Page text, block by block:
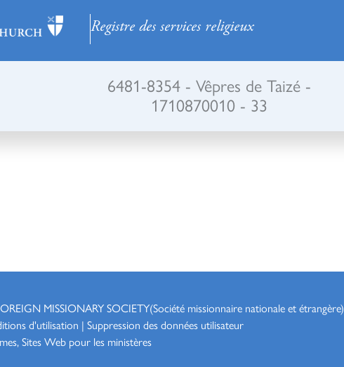
Registre des services religieux
6481-8354 - Vêpres de Taizé -
1710870010 - 33
MISSIONARY SOCIETY(Société missionnaire nationale et étrangère)
d'utilisation | Suppression des données utilisateur
Sites Web pour les ministères